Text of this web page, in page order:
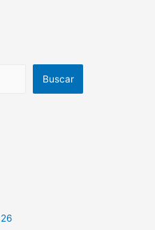
Buscar